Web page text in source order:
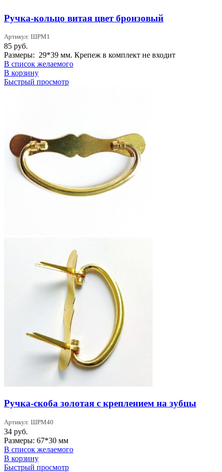
Ручка-кольцо витая цвет бронзовый
Артикул: ШРМ1
85 руб.
Размеры: 29*39 мм. Крепеж в комплект не входит
В список желаемого
В корзину
Быстрый просмотр
Ручка-скоба золотая с креплением на зубцы
Артикул: ШРМ40
34 руб.
Размеры: 67*30 мм
В список желаемого
В корзину
Быстрый просмотр